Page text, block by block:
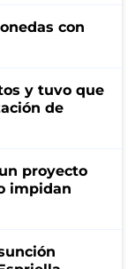
con
y tuvo que
de
proyecto
impidan